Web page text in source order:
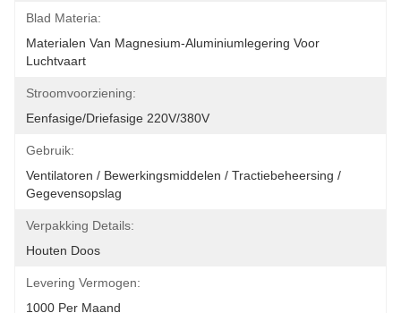
Blad Materia:
Materialen Van Magnesium-Aluminiumlegering Voor
Luchtvaart
Stroomvoorziening:
Eenfasige/driefasige 220V/380V
Gebruik:
Ventilatoren / Bewerkingsmiddelen / Tractiebeheersing /
Gegevensopslag
Verpakking Details:
Houten Doos
Levering Vermogen:
1000 Per Maand